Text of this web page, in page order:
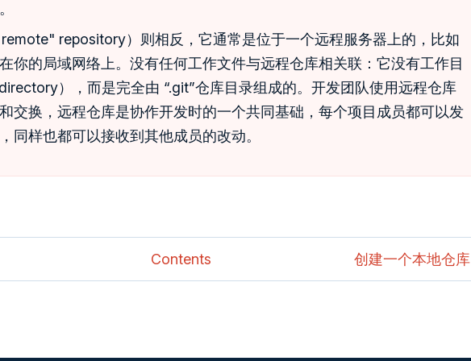
repository）则相反，它通常是位于一个远程服务器上的，比如
你的局域网络上。没有任何工作文件与远程仓库相关联：它没有工作目
），而是完全由 “.git”仓库目录组成的。开发团队使用远程仓库
交换，远程仓库是协作开发时的一个共同基础，每个项目成员都可以发
同样也都可以接收到其他成员的改动。
Contents 创建一个本地仓库